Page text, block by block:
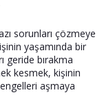
sorunları çözmeye
yaşamında bir
geride bırakma
kesmek, kişinin
aşmaya